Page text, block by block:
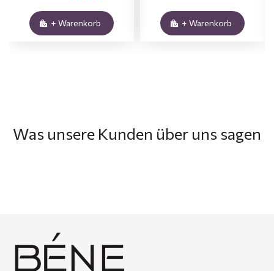
+ Warenkorb + Warenkorb
Was unsere Kunden über uns sagen